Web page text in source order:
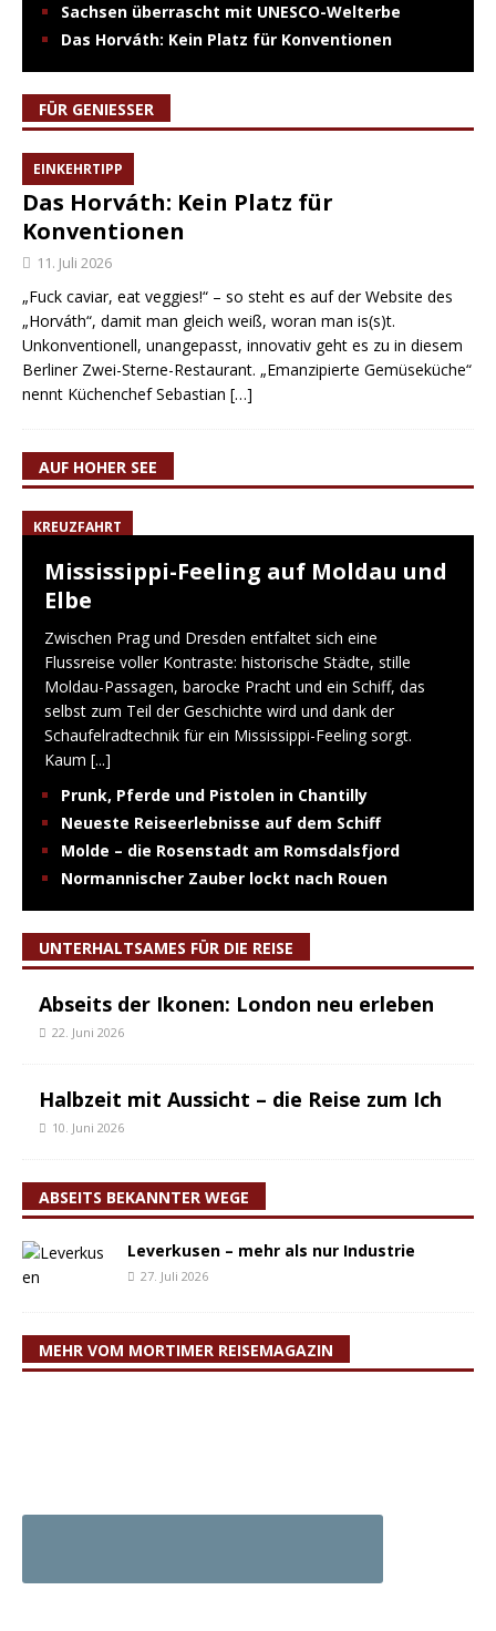
Sachsen überrascht mit UNESCO-Welterbe
Das Horváth: Kein Platz für Konventionen
FÜR GENIESSER
EINKEHRTIPP
Das Horváth: Kein Platz für
Konventionen
11. Juli 2026
„Fuck caviar, eat veggies!“ – so steht es auf der Website des
„Horváth“, damit man gleich weiß, woran man is(s)t.
Unkonventionell, unangepasst, innovativ geht es zu in diesem
Berliner Zwei-Sterne-Restaurant. „Emanzipierte Gemüseküche“
nennt Küchenchef Sebastian […]
AUF HOHER SEE
KREUZFAHRT
Mississippi-Feeling auf Moldau und
Elbe
Zwischen Prag und Dresden entfaltet sich eine
Flussreise voller Kontraste: historische Städte, stille
Moldau-Passagen, barocke Pracht und ein Schiff, das
selbst zum Teil der Geschichte wird und dank der
Schaufelradtechnik für ein Mississippi-Feeling sorgt.
Kaum [...]
Prunk, Pferde und Pistolen in Chantilly
Neueste Reiseerlebnisse auf dem Schiff
Molde – die Rosenstadt am Romsdalsfjord
Normannischer Zauber lockt nach Rouen
UNTERHALTSAMES FÜR DIE REISE
Abseits der Ikonen: London neu erleben
22. Juni 2026
Halbzeit mit Aussicht – die Reise zum Ich
10. Juni 2026
ABSEITS BEKANNTER WEGE
Leverkusen – mehr als nur Industrie
27. Juli 2026
MEHR VOM MORTIMER REISEMAGAZIN